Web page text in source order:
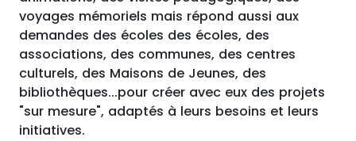
voyages mémoriels mais répond aussi aux
demandes des écoles des écoles, des
associations, des communes, des centres
culturels, des Maisons de Jeunes, des
bibliothèques...pour créer avec eux des projets
"sur mesure", adaptés à leurs besoins et leurs
initiatives.